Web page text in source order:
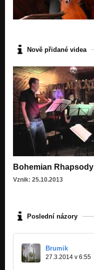
Nově přidané videa
Bohemian Rhapsody
Vznik: 25.10.2013
Poslední názory
Brumik
27.3.2014 v 6:55